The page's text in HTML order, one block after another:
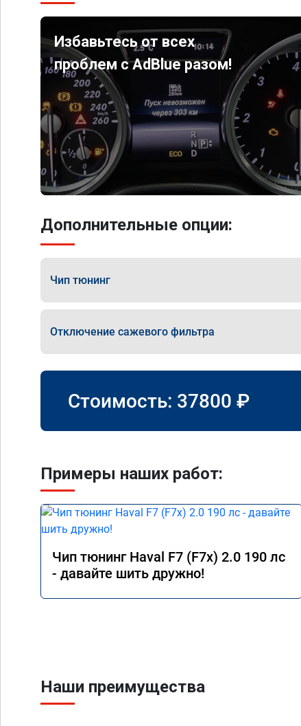
Избавьтесь от всех
проблем с AdBlue разом!
Дополнительные опции:
Чип тюнинг
Отключение сажевого фильтра
Стоимость: 37800 ₽
Примеры наших работ:
Чип тюнинг Haval F7 (F7x) 2.0 190 лс
- давайте шить дружно!
Наши преимущества